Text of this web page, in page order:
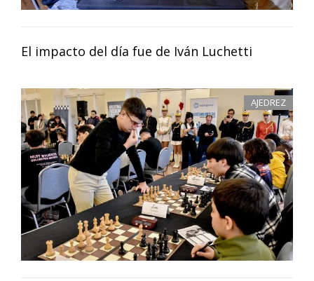
El impacto del día fue de Iván Luchetti
AJEDREZ